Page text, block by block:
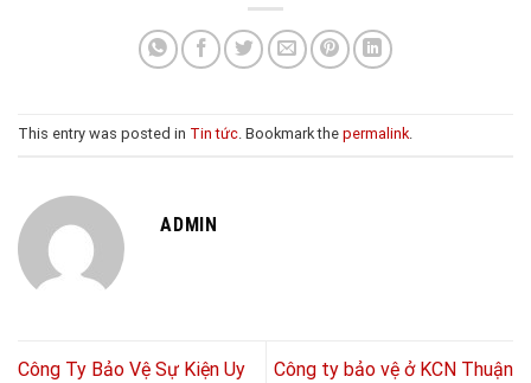
This entry was posted in Tin tức . Bookmark the permalink
ADMIN
Công Ty Bảo Vệ Sự Kiện Uy
Công ty bảo vệ ở KCN Thuận